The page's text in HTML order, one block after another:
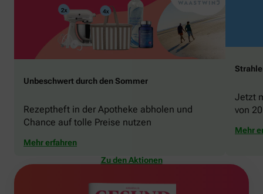
Unbeschwert durch den Sommer
Rezeptheft in der Apotheke abholen und
Chance auf tolle Preise nutzen
Mehr erfahren
Jetzt
von
Mehr
Zu den Aktionen